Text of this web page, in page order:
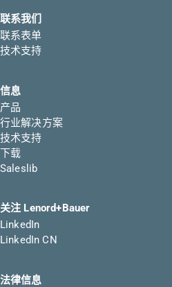
联系我们
联系表单
技术支持
信息
产品
行业解决方案
技术支持
下载
Saleslib
关注 Lenord+Bauer
LinkedIn
LinkedIn CN
法律信息